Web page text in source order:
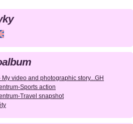
video and photographic story...GH
Sports action
Travel snapshot